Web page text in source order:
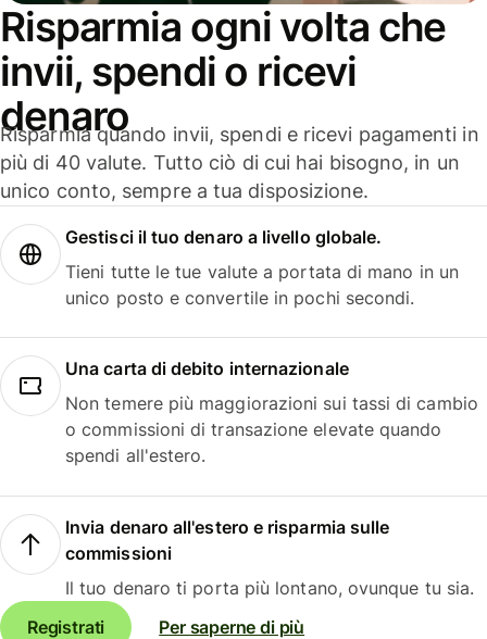
Risparmia ogni volta che
invii, spendi o ricevi
denaro
Risparmia quando invii, spendi e ricevi pagamenti in
più di 40 valute. Tutto ciò di cui hai bisogno, in un
unico conto, sempre a tua disposizione.
Gestisci il tuo denaro a livello globale.
Tieni tutte le tue valute a portata di mano in un
unico posto e convertile in pochi secondi.
Una carta di debito internazionale
Non temere più maggiorazioni sui tassi di cambio
o commissioni di transazione elevate quando
spendi all'estero.
Invia denaro all'estero e risparmia sulle
commissioni
Il tuo denaro ti porta più lontano, ovunque tu sia.
Registrati
Per saperne di più